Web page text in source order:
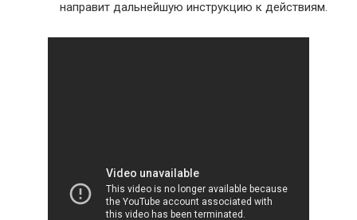
направит дальнейшую инструкцию к действиям.